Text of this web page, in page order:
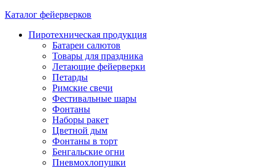
Каталог фейерверков
Пиротехническая продукция
Батареи салютов
Товары для праздника
Летающие фейерверки
Петарды
Римские свечи
Фестивальные шары
Фонтаны
Наборы ракет
Цветной дым
Фонтаны в торт
Бенгальские огни
Пневмохлопушки